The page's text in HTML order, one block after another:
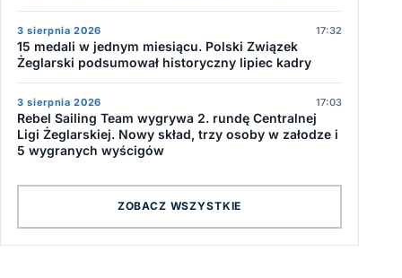
3 sierpnia 2026 17:32
15 medali w jednym miesiącu. Polski Związek
Żeglarski podsumował historyczny lipiec kadry
3 sierpnia 2026 17:03
Rebel Sailing Team wygrywa 2. rundę Centralnej
Ligi Żeglarskiej. Nowy skład, trzy osoby w załodze i
5 wygranych wyścigów
ZOBACZ WSZYSTKIE